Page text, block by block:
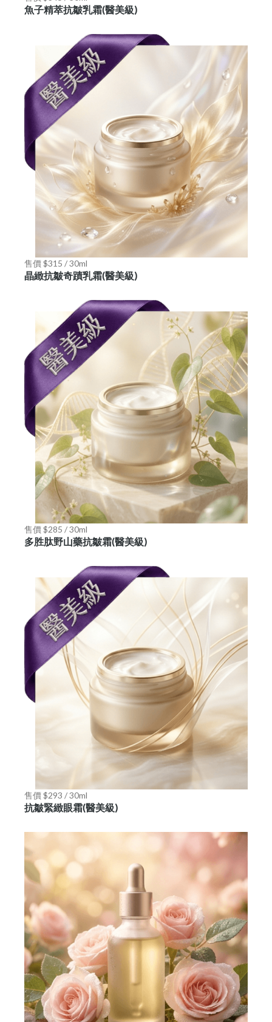
魚子精萃抗皺乳霜(醫美級)
售價 $315 / 30ml
晶緻抗皺奇蹟乳霜(醫美級)
售價 $285 / 30ml
多胜肽野山藥抗皺霜(醫美級)
售價 $293 / 30ml
抗皺緊緻眼霜(醫美級)